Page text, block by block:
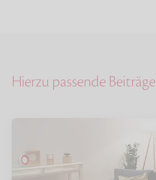
Hierzu passende Beiträge